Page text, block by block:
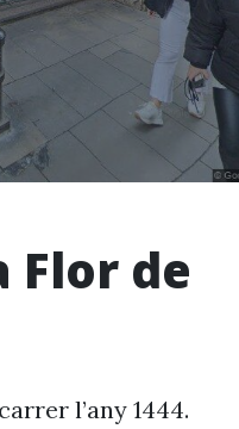
Flor de
l’any 1444.